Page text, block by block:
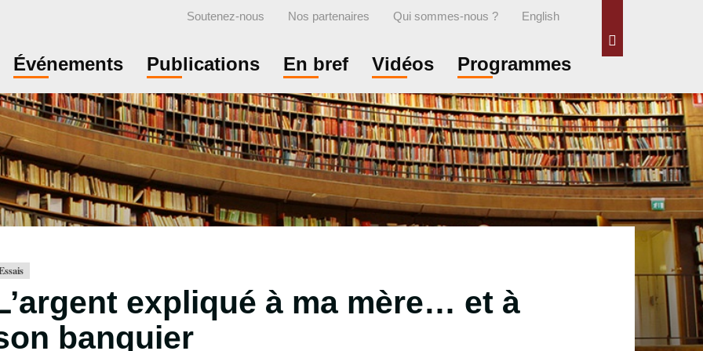
Soutenez-nous Nos partenaires Qui sommes-nous ? English
Événements Publications En bref Vidéos Programmes
expliqué à ma mère… et à
banquier